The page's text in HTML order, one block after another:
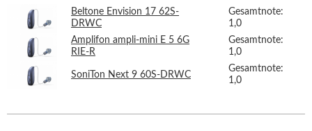
Beltone Envision 17 62S-
DRWC
Gesamtnote:
1,0
Amplifon ampli-mini E 5 6G
RIE-R
Gesamtnote:
1,0
SoniTon Next 9 60S-DRWC
Gesamtnote:
1,0